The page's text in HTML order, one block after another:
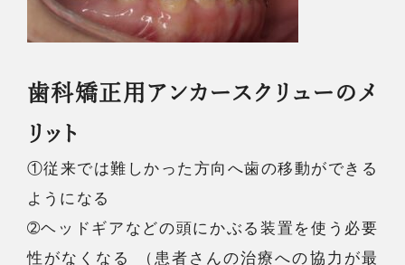
歯科矯正用アンカースクリューのメ
リット
①従来では難しかった方向へ歯の移動ができる
ようになる
➁ヘッドギアなどの頭にかぶる装置を使う必要
性がなくなる （患者さんの治療への協力が最